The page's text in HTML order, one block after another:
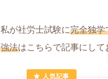
私が社労士試験に完全独学
強法はこちらで記事にして